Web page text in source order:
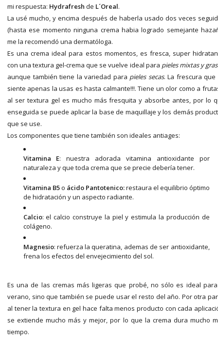
mi respuesta: Hydrafresh de L´Oreal.
La usé mucho, y encima después de haberla usado dos veces
(hasta ese momento ninguna crema habia logrado semejante
me la recomendó una dermatóloga.
Es una crema ideal para estos momentos, es fresca, super
con una textura gel-crema que se vuelve ideal para pieles mixtas y
aunque también tiene la variedad para pieles secas. La frescura que
siente apenas la usas es hasta calmante!!!. Tiene un olor como a
al ser textura gel es mucho más fresquita y absorbe antes, por lo
enseguida se puede aplicar la base de maquillaje y los demás
que se use.
Los componentes que tiene también son ideales antiages:
Vitamina E: nuestra adorada vitamina antioxidante por
naturaleza y que toda crema que se precie debería tener.
Vitamina B5o ácido Pantotenico:restaura el equilibrio óptimo
de hidratación y un aspecto radiante.
Calcio: el calcio construye la piel y estimula la producción de
colágeno.
Magnesio: refuerza la queratina, ademas de ser antioxidante,
frena los efectos del envejecimiento del sol.
Es una de las cremas más ligeras que probé, no sólo es ideal
verano, sino que también se puede usar el resto del año. Por otra
al tener la textura en gel hace falta menos producto con cada
se extiende mucho más y mejor, por lo que la crema dura mucho
tiempo.